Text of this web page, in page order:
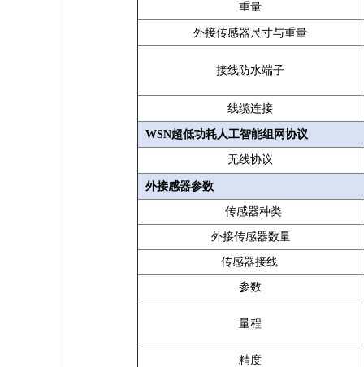
重量
外接传感器尺寸与重量
接线防水端子
线缆连接
WSN超低功耗人工智能组网协议
无线协议
外接感器参数
传感器种类
外接传感器数量
传感器接线
参数
量程
精度